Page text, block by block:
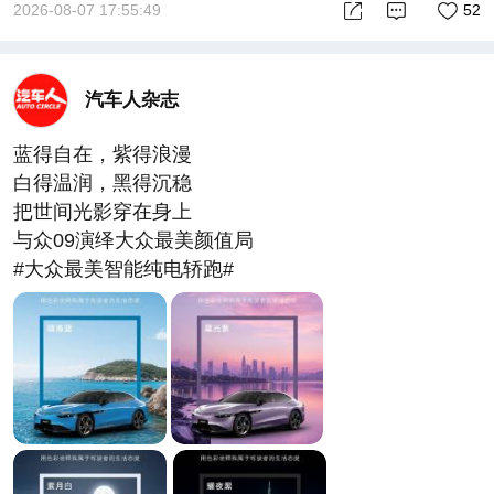
2026-08-07 17:55:49 52
汽车人杂志
蓝得自在，紫得浪漫
白得温润，黑得沉稳
把世间光影穿在身上
与众09演绎大众最美颜值局
#大众最美智能纯电轿跑#